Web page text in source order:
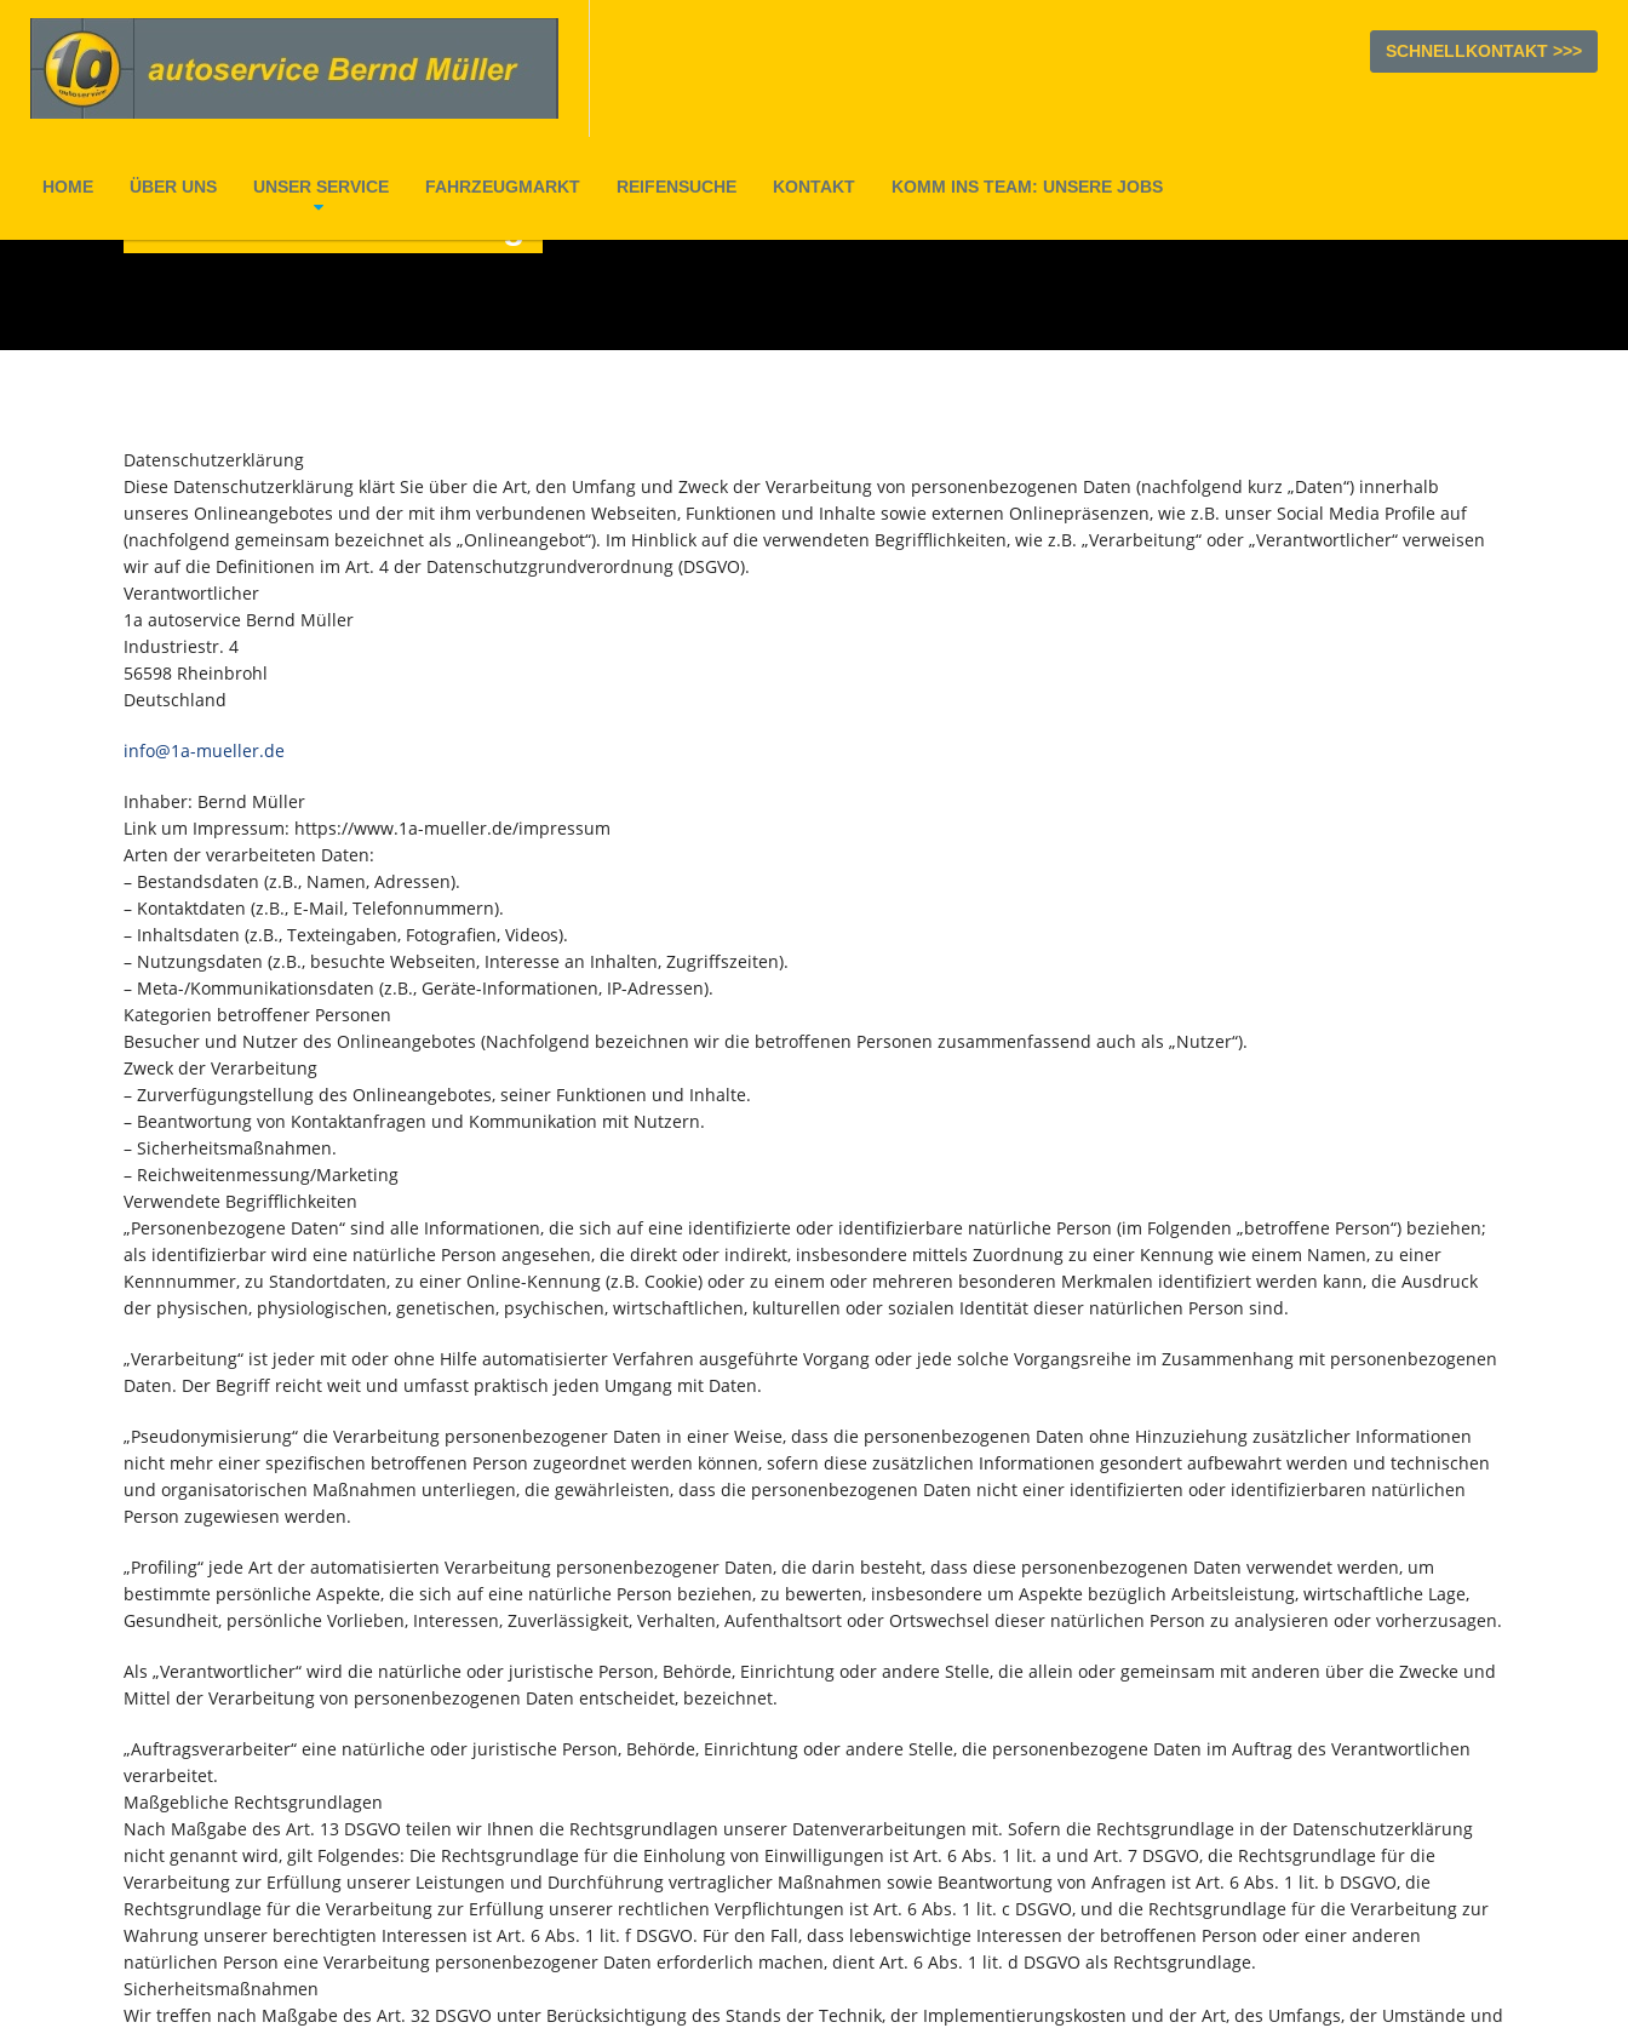
HOME ÜBER UNS UNSER SERVICE FAHRZEUGMARKT REIFENSUCHE KONTAKT KOMM INS TEAM: UNSERE JOBS
SCHNELLKONTAKT >>>
Datenschutzerklärung
Diese Datenschutzerklärung klärt Sie über die Art, den Umfang und Zweck der Verarbeitung von personenbezogenen Daten (nachfolgend kurz „Daten“) innerhalb
unseres Onlineangebotes und der mit ihm verbundenen Webseiten, Funktionen und Inhalte sowie externen Onlinepräsenzen, wie z.B. unser Social Media Profile auf
(nachfolgend gemeinsam bezeichnet als „Onlineangebot“). Im Hinblick auf die verwendeten Begrifflichkeiten, wie z.B. „Verarbeitung“ oder „Verantwortlicher“ verweisen
wir auf die Definitionen im Art. 4 der Datenschutzgrundverordnung (DSGVO).
Verantwortlicher
1a autoservice Bernd Müller
Industriestr. 4
56598 Rheinbrohl
Deutschland
info@1a-mueller.de
Inhaber: Bernd Müller
Link um Impressum: https://www.1a-mueller.de/impressum
Arten der verarbeiteten Daten:
– Bestandsdaten (z.B., Namen, Adressen).
– Kontaktdaten (z.B., E-Mail, Telefonnummern).
– Inhaltsdaten (z.B., Texteingaben, Fotografien, Videos).
– Nutzungsdaten (z.B., besuchte Webseiten, Interesse an Inhalten, Zugriffszeiten).
– Meta-/Kommunikationsdaten (z.B., Geräte-Informationen, IP-Adressen).
Kategorien betroffener Personen
Besucher und Nutzer des Onlineangebotes (Nachfolgend bezeichnen wir die betroffenen Personen zusammenfassend auch als „Nutzer“).
Zweck der Verarbeitung
– Zurverfügungstellung des Onlineangebotes, seiner Funktionen und Inhalte.
– Beantwortung von Kontaktanfragen und Kommunikation mit Nutzern.
– Sicherheitsmaßnahmen.
– Reichweitenmessung/Marketing
Verwendete Begrifflichkeiten
„Personenbezogene Daten“ sind alle Informationen, die sich auf eine identifizierte oder identifizierbare natürliche Person (im Folgenden „betroffene Person“) beziehen;
als identifizierbar wird eine natürliche Person angesehen, die direkt oder indirekt, insbesondere mittels Zuordnung zu einer Kennung wie einem Namen, zu einer
Kennnummer, zu Standortdaten, zu einer Online-Kennung (z.B. Cookie) oder zu einem oder mehreren besonderen Merkmalen identifiziert werden kann, die Ausdruck
der physischen, physiologischen, genetischen, psychischen, wirtschaftlichen, kulturellen oder sozialen Identität dieser natürlichen Person sind.
„Verarbeitung“ ist jeder mit oder ohne Hilfe automatisierter Verfahren ausgeführte Vorgang oder jede solche Vorgangsreihe im Zusammenhang mit personenbezogenen
Daten. Der Begriff reicht weit und umfasst praktisch jeden Umgang mit Daten.
„Pseudonymisierung“ die Verarbeitung personenbezogener Daten in einer Weise, dass die personenbezogenen Daten ohne Hinzuziehung zusätzlicher Informationen
nicht mehr einer spezifischen betroffenen Person zugeordnet werden können, sofern diese zusätzlichen Informationen gesondert aufbewahrt werden und technischen
und organisatorischen Maßnahmen unterliegen, die gewährleisten, dass die personenbezogenen Daten nicht einer identifizierten oder identifizierbaren natürlichen
Person zugewiesen werden.
„Profiling“ jede Art der automatisierten Verarbeitung personenbezogener Daten, die darin besteht, dass diese personenbezogenen Daten verwendet werden, um
bestimmte persönliche Aspekte, die sich auf eine natürliche Person beziehen, zu bewerten, insbesondere um Aspekte bezüglich Arbeitsleistung, wirtschaftliche Lage,
Gesundheit, persönliche Vorlieben, Interessen, Zuverlässigkeit, Verhalten, Aufenthaltsort oder Ortswechsel dieser natürlichen Person zu analysieren oder vorherzusagen.
Als „Verantwortlicher“ wird die natürliche oder juristische Person, Behörde, Einrichtung oder andere Stelle, die allein oder gemeinsam mit anderen über die Zwecke und
Mittel der Verarbeitung von personenbezogenen Daten entscheidet, bezeichnet.
„Auftragsverarbeiter“ eine natürliche oder juristische Person, Behörde, Einrichtung oder andere Stelle, die personenbezogene Daten im Auftrag des Verantwortlichen
verarbeitet.
Maßgebliche Rechtsgrundlagen
Nach Maßgabe des Art. 13 DSGVO teilen wir Ihnen die Rechtsgrundlagen unserer Datenverarbeitungen mit. Sofern die Rechtsgrundlage in der Datenschutzerklärung
nicht genannt wird, gilt Folgendes: Die Rechtsgrundlage für die Einholung von Einwilligungen ist Art. 6 Abs. 1 lit. a und Art. 7 DSGVO, die Rechtsgrundlage für die
Verarbeitung zur Erfüllung unserer Leistungen und Durchführung vertraglicher Maßnahmen sowie Beantwortung von Anfragen ist Art. 6 Abs. 1 lit. b DSGVO, die
Rechtsgrundlage für die Verarbeitung zur Erfüllung unserer rechtlichen Verpflichtungen ist Art. 6 Abs. 1 lit. c DSGVO, und die Rechtsgrundlage für die Verarbeitung zur
Wahrung unserer berechtigten Interessen ist Art. 6 Abs. 1 lit. f DSGVO. Für den Fall, dass lebenswichtige Interessen der betroffenen Person oder einer anderen
natürlichen Person eine Verarbeitung personenbezogener Daten erforderlich machen, dient Art. 6 Abs. 1 lit. d DSGVO als Rechtsgrundlage.
Sicherheitsmaßnahmen
Wir treffen nach Maßgabe des Art. 32 DSGVO unter Berücksichtigung des Stands der Technik, der Implementierungskosten und der Art, des Umfangs, der Umstände und